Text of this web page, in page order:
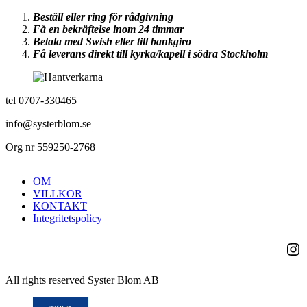
Beställ eller ring för rådgivning
Få en bekräftelse inom 24 timmar
Betala med Swish eller till bankgiro
Få leverans direkt till kyrka/kapell i södra Stockholm
tel 0707-330465
info@systerblom.se
Org nr 559250-2768
OM
VILLKOR
KONTAKT
Integritetspolicy
All rights reserved Syster Blom AB